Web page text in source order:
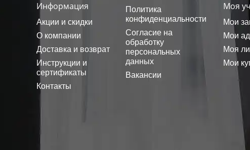
Информация
Акции и скидки
О компании
Доставка и возврат
Инструкции и
сертификаты
Контакты
Политика
конфиденциальности
Согласие на
обработку
персональных
данных
Вакансии
Моя
Мои
Мои
Моя
Мои